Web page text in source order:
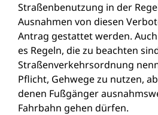
Straßenbenutzung in der
Ausnahmen von diesen
Antrag gestattet werden.
es Regeln, die zu beachten
Straßenverkehrsordnung
Pflicht, Gehwege zu nutzen,
denen Fußgänger
Fahrbahn gehen dürfen.